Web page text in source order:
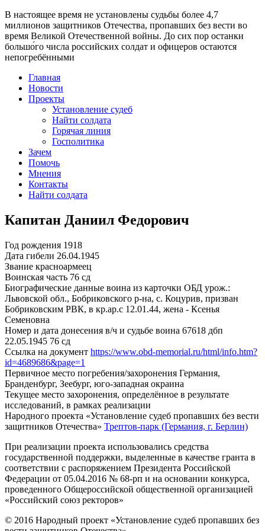
В настоящее время не установлены судьбы более 4,7
миллионов защитников Отечества, пропавших без вести во
время Великой Отечественной войны. До сих пор останки
большо́го числа российских солдат и офицеров остаются
непогребёнными
Главная
Новости
Проекты
Установление судеб
Найти солдата
Горячая линия
Госполитика
Зачем
Помочь
Мнения
Контакты
Найти солдата
Капитан Даниил Федорович
Год рождения 1918
Дата гибели 26.04.1945
Звание красноармеец
Воинская часть 76 сд
Биографические данные воина из карточки ОБД урож.:
Львовской обл., Бобриковского р-на, с. Коцурив, призван
Бобриковским РВК, в кр.ар.с 12.01.44, жена - Ксенья
Семеновна
Номер и дата донесения в/ч и судьбе воина 67618 дбп
22.05.1945 76 сд
Ссылка на документ https://www.obd-memorial.ru/html/info.htm?
id=4689686&page=1
Первичное место погребения/захоронения Германия,
Бранденбург, Зеебург, юго-западная окраина
Текущее место захоронения, определённое в результате
исследований, в рамках реализации
Народного проекта «Установление судеб пропавших без вести
защитников Отечества» Трептов-парк (Германия, г. Берлин)
При реализации проекта использовались средства
государственной поддержки, выделенные в качестве гранта в
соответствии с распоряжением Президента Российской
Федерации от 05.04.2016 № 68-рп и на основании конкурса,
проведенного Общероссийской общественной организацией
«Российский союз ректоров»
© 2016 Народный проект «Установление судеб пропавших без